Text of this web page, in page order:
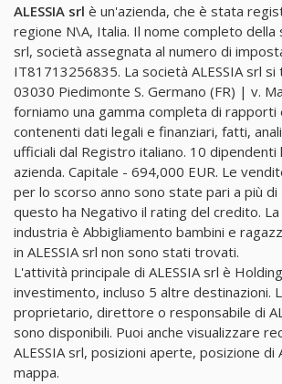
ALESSIA srl è un'azienda, che è stata
regione N\A, Italia. Il nome completo della
srl, società assegnata al numero di
IT81713256835. La società ALESSIA srl si
03030 Piedimonte S. Germano (FR) | v.
forniamo una gamma completa di rapporti
contenenti dati legali e finanziari, fatti,
ufficiali dal Registro italiano. 10 dipendenti
azienda. Capitale - 694,000 EUR. Le
per lo scorso anno sono state pari a più di
questo ha Negativo il rating del credito.
industria è Abbigliamento bambini e
in ALESSIA srl non sono stati trovati.
L'attività principale di ALESSIA srl è
investimento, incluso 5 altre destinazioni.
proprietario, direttore o responsabile di
sono disponibili. Puoi anche visualizzare
ALESSIA srl, posizioni aperte, posizione di
mappa.